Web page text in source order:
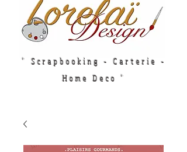
" Scrapbooking - Carterie -
Home Deco "